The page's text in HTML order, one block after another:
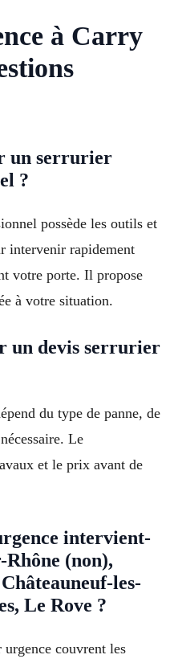
à Carry
un serrurier
?
possède les outils et
intervenir rapidement
votre porte. Il propose
à votre situation.
un devis serrurier
du type de panne, de
Le
et le prix avant de
intervient-
Rhône (non),
les-
Le Rove ?
couvrent les